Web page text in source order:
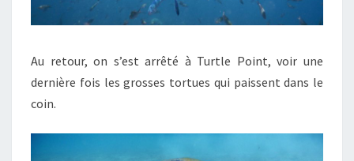
Au retour, on s’est arrêté à Turtle Point, voir une
dernière fois les grosses tortues qui paissent dans le
coin.